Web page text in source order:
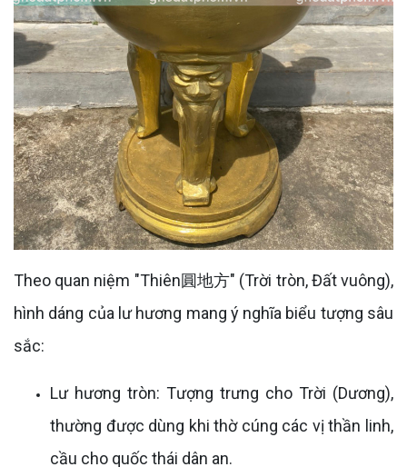
Theo quan niệm "Thiên圓地方" (Trời tròn, Đất vuông),
hình dáng của lư hương mang ý nghĩa biểu tượng sâu
sắc:
Lư hương tròn: Tượng trưng cho Trời (Dương),
thường được dùng khi thờ cúng các vị thần linh,
cầu cho quốc thái dân an.